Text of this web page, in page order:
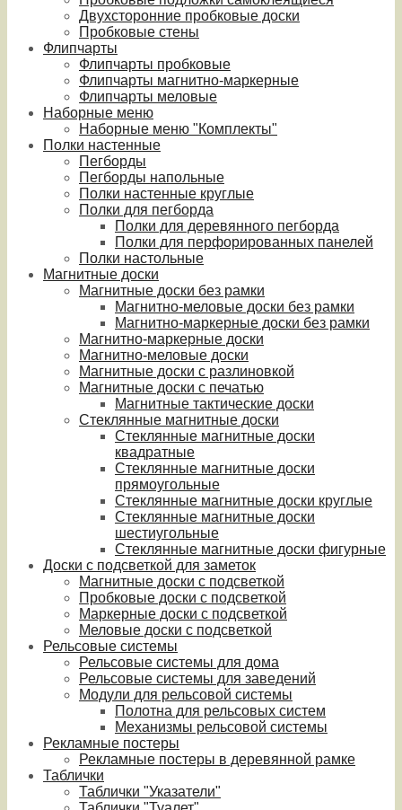
Двухсторонние пробковые доски
Пробковые стены
Флипчарты
Флипчарты пробковые
Флипчарты магнитно-маркерные
Флипчарты меловые
Наборные меню
Наборные меню "Комплекты"
Полки настенные
Пегборды
Пегборды напольные
Полки настенные круглые
Полки для пегборда
Полки для деревянного пегборда
Полки для перфорированных панелей
Полки настольные
Магнитные доски
Магнитные доски без рамки
Магнитно-меловые доски без рамки
Магнитно-маркерные доски без рамки
Магнитно-маркерные доски
Магнитно-меловые доски
Магнитные доски с разлиновкой
Магнитные доски с печатью
Магнитные тактические доски
Стеклянные магнитные доски
Стеклянные магнитные доски
квадратные
Стеклянные магнитные доски
прямоугольные
Стеклянные магнитные доски круглые
Стеклянные магнитные доски
шестиугольные
Стеклянные магнитные доски фигурные
Доски с подсветкой для заметок
Магнитные доски с подсветкой
Пробковые доски с подсветкой
Маркерные доски с подсветкой
Меловые доски с подсветкой
Рельсовые системы
Рельсовые системы для дома
Рельсовые системы для заведений
Модули для рельсовой системы
Полотна для рельсовых систем
Механизмы рельсовой системы
Рекламные постеры
Рекламные постеры в деревянной рамке
Таблички
Таблички "Указатели"